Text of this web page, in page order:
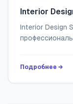
Interior
интерьеров
помещений
Interior Design
простран...
Подробнее →